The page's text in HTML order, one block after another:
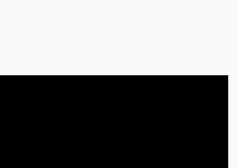
prekybos ir nuolatinės